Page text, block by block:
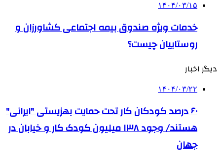
۱۴۰۴/۰۳/۱۵
خدمات ویژه صندوق بیمه اجتماعی کشاورزان و
روستاییان چیست؟
دیگر اخبار
۱۴۰۴/۰۳/۲۲
۶۰ درصد کودکان کار تحت حمایت بهزیستی "ایرانی"
هستند/ وجود ۱۳۸ میلیون کودک کار و خیابان در
جهان